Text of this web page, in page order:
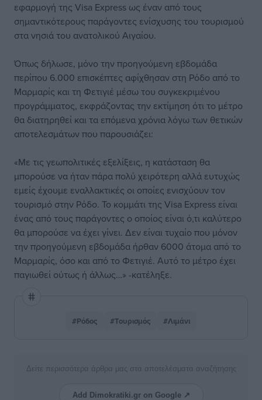
εφαρμογή της Visa Express ως έναν από τους
σημαντικότερους παράγοντες ενίσχυσης του τουρισμού
στα νησιά του ανατολικού Αιγαίου.
Όπως δήλωσε, μόνο την προηγούμενη εβδομάδα
περίπου 6.000 επισκέπτες αφίχθησαν στη Ρόδο από το
Μαρμαρίς και τη Φετιγιέ μέσω του συγκεκριμένου
προγράμματος, εκφράζοντας την εκτίμηση ότι το μέτρο
θα διατηρηθεί και τα επόμενα χρόνια λόγω των θετικών
αποτελεσμάτων που παρουσιάζει:
«Με τις γεωπολιτικές εξελίξεις, η κατάσταση θα
μπορούσε να ήταν πάρα πολύ χειρότερη αλλά ευτυχώς
εμείς έχουμε εναλλακτικές οι οποίες ενισχύουν τον
τουρισμό στην Ρόδο. Το κομμάτι της Visa Express είναι
ένας από τους παράγοντες ο οποίος είναι ό,τι καλύτερο
θα μπορούσε να έχει γίνει. Δεν είναι τυχαίο που μόνον
την προηγούμενη εβδομάδα ήρθαν 6000 άτομα από το
Μαρμαρίς, όσο και από το Φετιγιέ. Αυτό το μέτρο έχει
παγιωθεί ούτως ή άλλως…» -κατέληξε.
#Ρόδος #Τουρισμός #Λιμάνι
Δείτε περισσότερα άρθρα μας στα αποτελέσματα αναζήτησης
Add Dimokratiki.gr on Google ↗